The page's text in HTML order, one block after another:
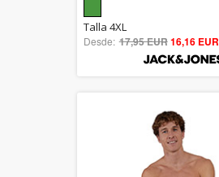
out of 5
Talla 4XL
Desde: 17,95 EUR16,16 EUR